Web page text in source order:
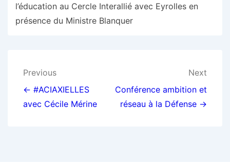
l’éducation au Cercle Interallié avec Eyrolles en
présence du Ministre Blanquer
Navigation
de
l’article
Previous
← #ACIAXIELLES
avec Cécile Mérine
Next
Conférence ambition et
réseau à la Défense →